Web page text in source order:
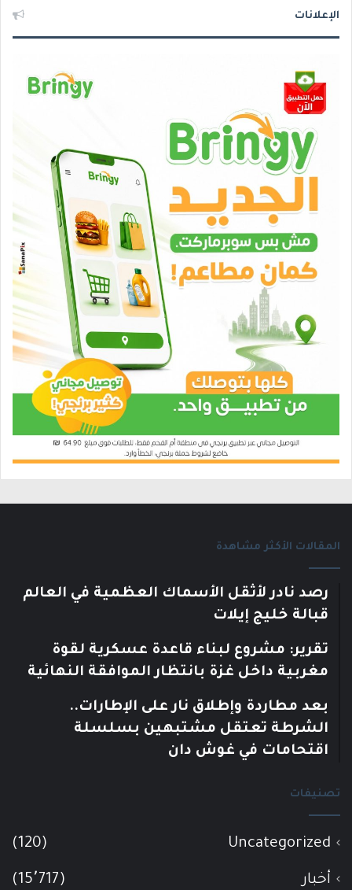
الإعلانات
المقالات الأكثر مشاهدة
رصد نادر لأثقل الأسماك العظمية في العالم
قبالة خليج إيلات
تقرير: مشروع لبناء قاعدة عسكرية لقوة
مغربية داخل غزة بانتظار الموافقة النهائية
بعد مطاردة وإطلاق نار على الإطارات..
الشرطة تعتقل مشتبهين بسلسلة
اقتحامات في غوش دان
تصنيفات
Uncategorized
(120)
أخبار (15٬717)